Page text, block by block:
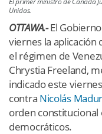
Unidas.
OTTAWA.-El
viernes la
el régimen de
Chrystia Freeland,
indicado este
contra Nicolás
orden
democráticos.